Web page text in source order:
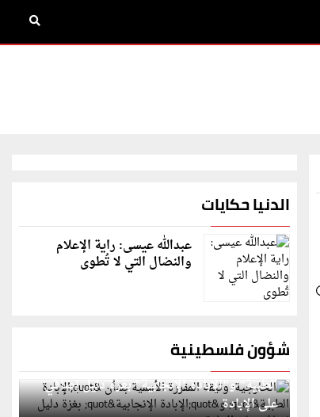
الدنيا حكايات
عبدالله عيسى: راية الإعلام
والنضال التي لا تُطوى
شؤون فلسطينية
الخارجية: وثيقة المقررة الأممية بشأن "الإبادة
الطبية" و"الإبادة الإنجابية" بغزة دليل إضافي
على الإبادة